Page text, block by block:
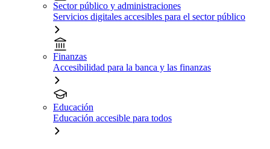
Sector público y administraciones
Servicios digitales accesibles para el sector público
Finanzas
Accesibilidad para la banca y las finanzas
Educación
Educación accesible para todos